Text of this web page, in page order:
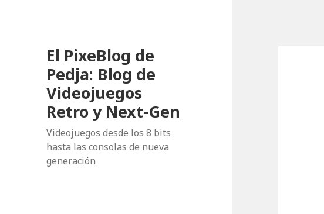
El PixeBlog de
Pedja: Blog de
Videojuegos
Retro y Next-Gen
Videojuegos desde los 8 bits
hasta las consolas de nueva
generación